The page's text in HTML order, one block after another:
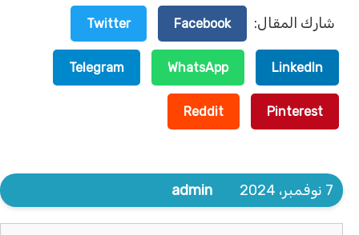
شارك المقال: Facebook
Twitter
LinkedIn
WhatsApp
Telegram
Pinterest
Reddit
7 نوفمبر، 2024 admin